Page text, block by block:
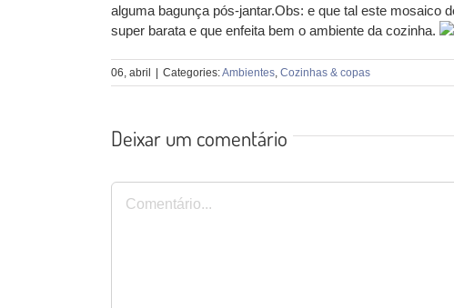
alguma bagunça pós-jantar.Obs: e que tal este mosaico
super barata e que enfeita bem o ambiente da cozinha.
06, abril Categories:Ambientes, Cozinhas & copas
Deixar um comentário
Comentário